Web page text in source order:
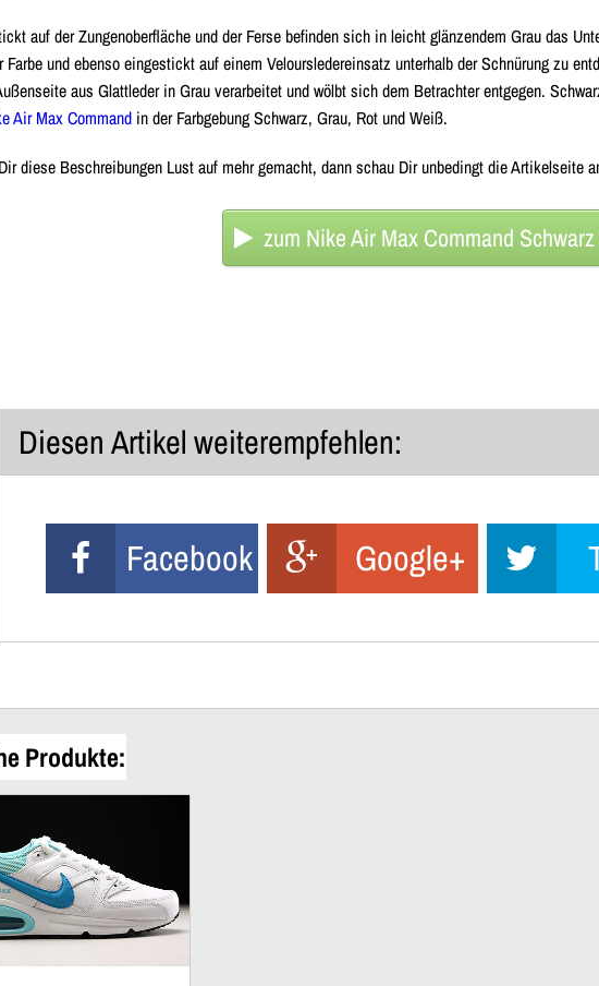
auf der Zungenoberfläche und der Ferse befinden sich in leicht glänzendem Grau das
Farbe und ebenso eingestickt auf einem Veloursledereinsatz unterhalb der Schnürung zu
aus Glattleder in Grau verarbeitet und wölbt sich dem Betrachter entgegen.
Air Max Command in der Farbgebung Schwarz, Grau, Rot und Weiß.
diese Beschreibungen Lust auf mehr gemacht, dann schau Dir unbedingt die Artikelseite
zum Nike Air Max Command
Diesen Artikel weiterempfehlen:
Facebook Google+
Produkte: